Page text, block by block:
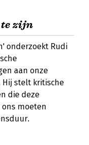
te zijn
onderzoekt Rudi
aan onze
Hij stelt kritische
die deze
moeten